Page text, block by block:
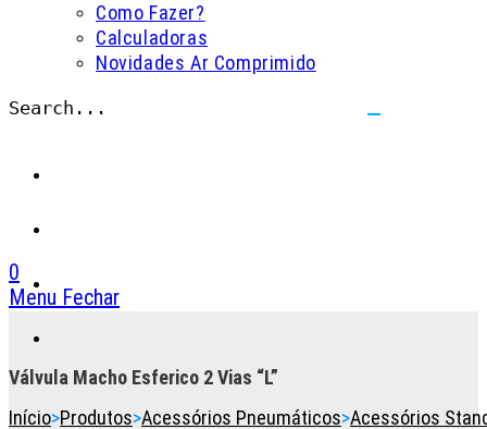
Como Fazer?
Calculadoras
Novidades Ar Comprimido
Search...
0
Menu Fechar
button
expand
Válvula Macho Esferico 2 Vias “L”
Início>Produtos>Acessórios Pneumáticos>Acessórios